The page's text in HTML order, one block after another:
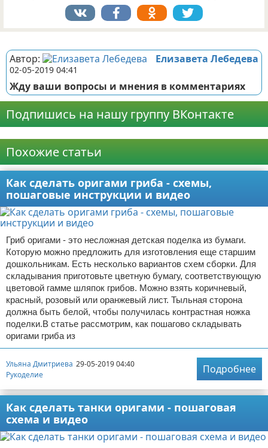
Автор: Елизавета Лебедева
02-05-2019 04:41
Жду ваши вопросы и мнения в комментариях
Подпишись на нашу группу ВКонтакте
Похожие статьи
Как сделать оригами гриба - схемы,
пошаговые инструкции и видео
Гриб оригами - это несложная детская поделка из бумаги.
Которую можно предложить для изготовления еще старшим
дошкольникам. Есть несколько вариантов схем сборки. Для
складывания приготовьте цветную бумагу, соответствующую
цветовой гамме шляпок грибов. Можно взять коричневый,
красный, розовый или оранжевый лист. Тыльная сторона
должна быть белой, чтобы получилась контрастная ножка
поделки.В статье рассмотрим, как пошагово складывать
оригами гриба из
Ульяна Дмитриева 29-05-2019 04:40
Рукоделие
Подробнее
Как сделать танки оригами - пошаговая
схема и видео